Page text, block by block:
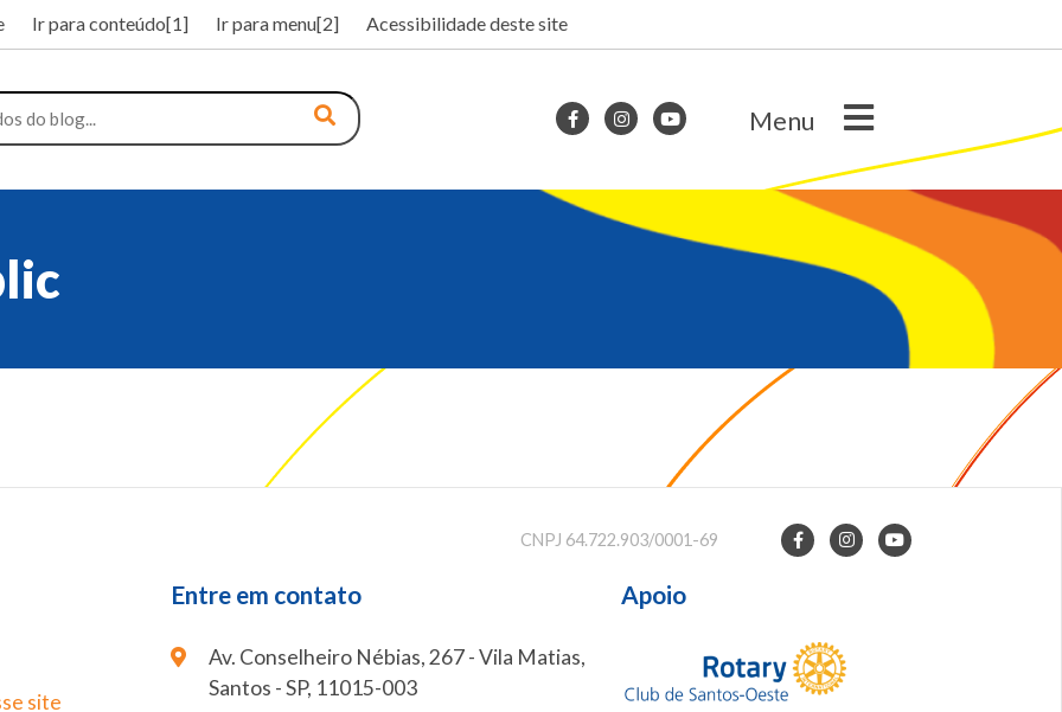
Ir para conteúdo[1] Ir para menu[2] Acessibilidade deste site
Menu
CNPJ 64.722.903/0001-69
site
Entre em contato
Av. Conselheiro Nébias, 267 - Vila Matias,
Santos - SP, 11015-003
Apoio